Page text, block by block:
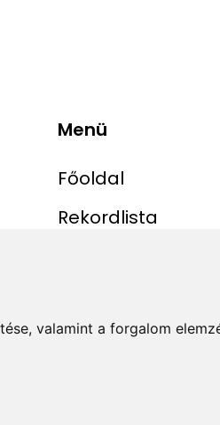
valamint a forgalom
Menü
Főoldal
Rekordlista